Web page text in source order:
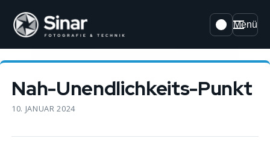
Menü
Nah-Unendlichkeits-Punkt
10. JANUAR 2024